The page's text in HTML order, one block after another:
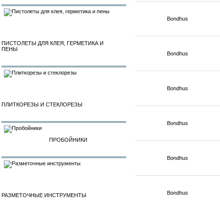
ПИСТОЛЕТЫ ДЛЯ КЛЕЯ, ГЕРМЕТИКА И
ПЕНЫ
ПЛИТКОРЕЗЫ И СТЕКЛОРЕЗЫ
ПРОБОЙНИКИ
РАЗМЕТОЧНЫЕ ИНСТРУМЕНТЫ
Bondhus
Bondhus
Bondhus
Bondhus
Bondhus
Bondhus